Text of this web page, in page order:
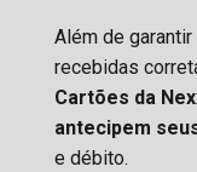
Além de
recebidas
Cartões da
antecipem
e débito.